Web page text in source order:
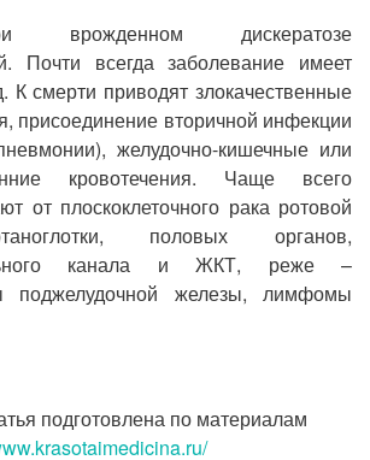
врожденном дискератозе
Почти всегда заболевание имеет
К смерти приводят злокачественные
присоединение вторичной инфекции
желудочно-кишечные или
кровотечения. Чаще всего
от плоскоклеточного рака ротовой
половых органов,
канала и ЖКТ, реже –
поджелудочной железы, лимфомы
подготовлена по материалам